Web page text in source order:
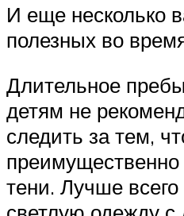
И еще несколько
полезных во
Длительное
детям не
следить за тем,
тени. Лучше